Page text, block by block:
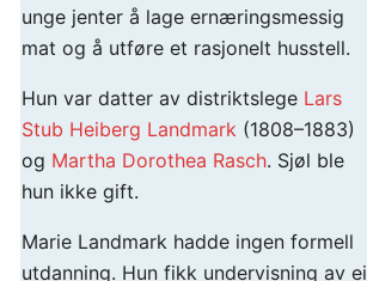
unge jenter å lage ernæringsmessig
mat og å utføre et rasjonelt husstell.
Hun var datter av distriktslege Lars
Stub Heiberg Landmark (1808–1883)
og Martha Dorothea Rasch. Sjøl ble
hun ikke gift.
Marie Landmark hadde ingen formell
utdanning. Hun fikk undervisning av ei